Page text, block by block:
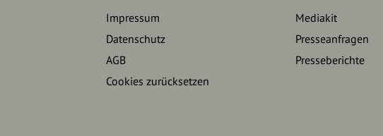
Impressum
Datenschutz
AGB
Cookies zurücksetzen
Mediakit
Presseanfragen
Presseberichte